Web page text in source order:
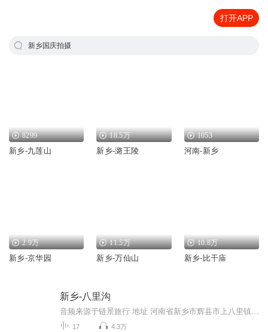
打开APP
新乡国庆拍摄
8299
新乡-九莲山
18.5万
新乡-潞王陵
1053
河南-新乡
2.9万
新乡-京华园
11.5万
新乡-万仙山
10.8万
新乡-比干庙
新乡-八里沟
17 4.3万